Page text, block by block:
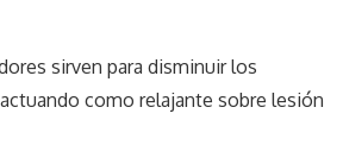
sirven para disminuir los
como relajante sobre lesión